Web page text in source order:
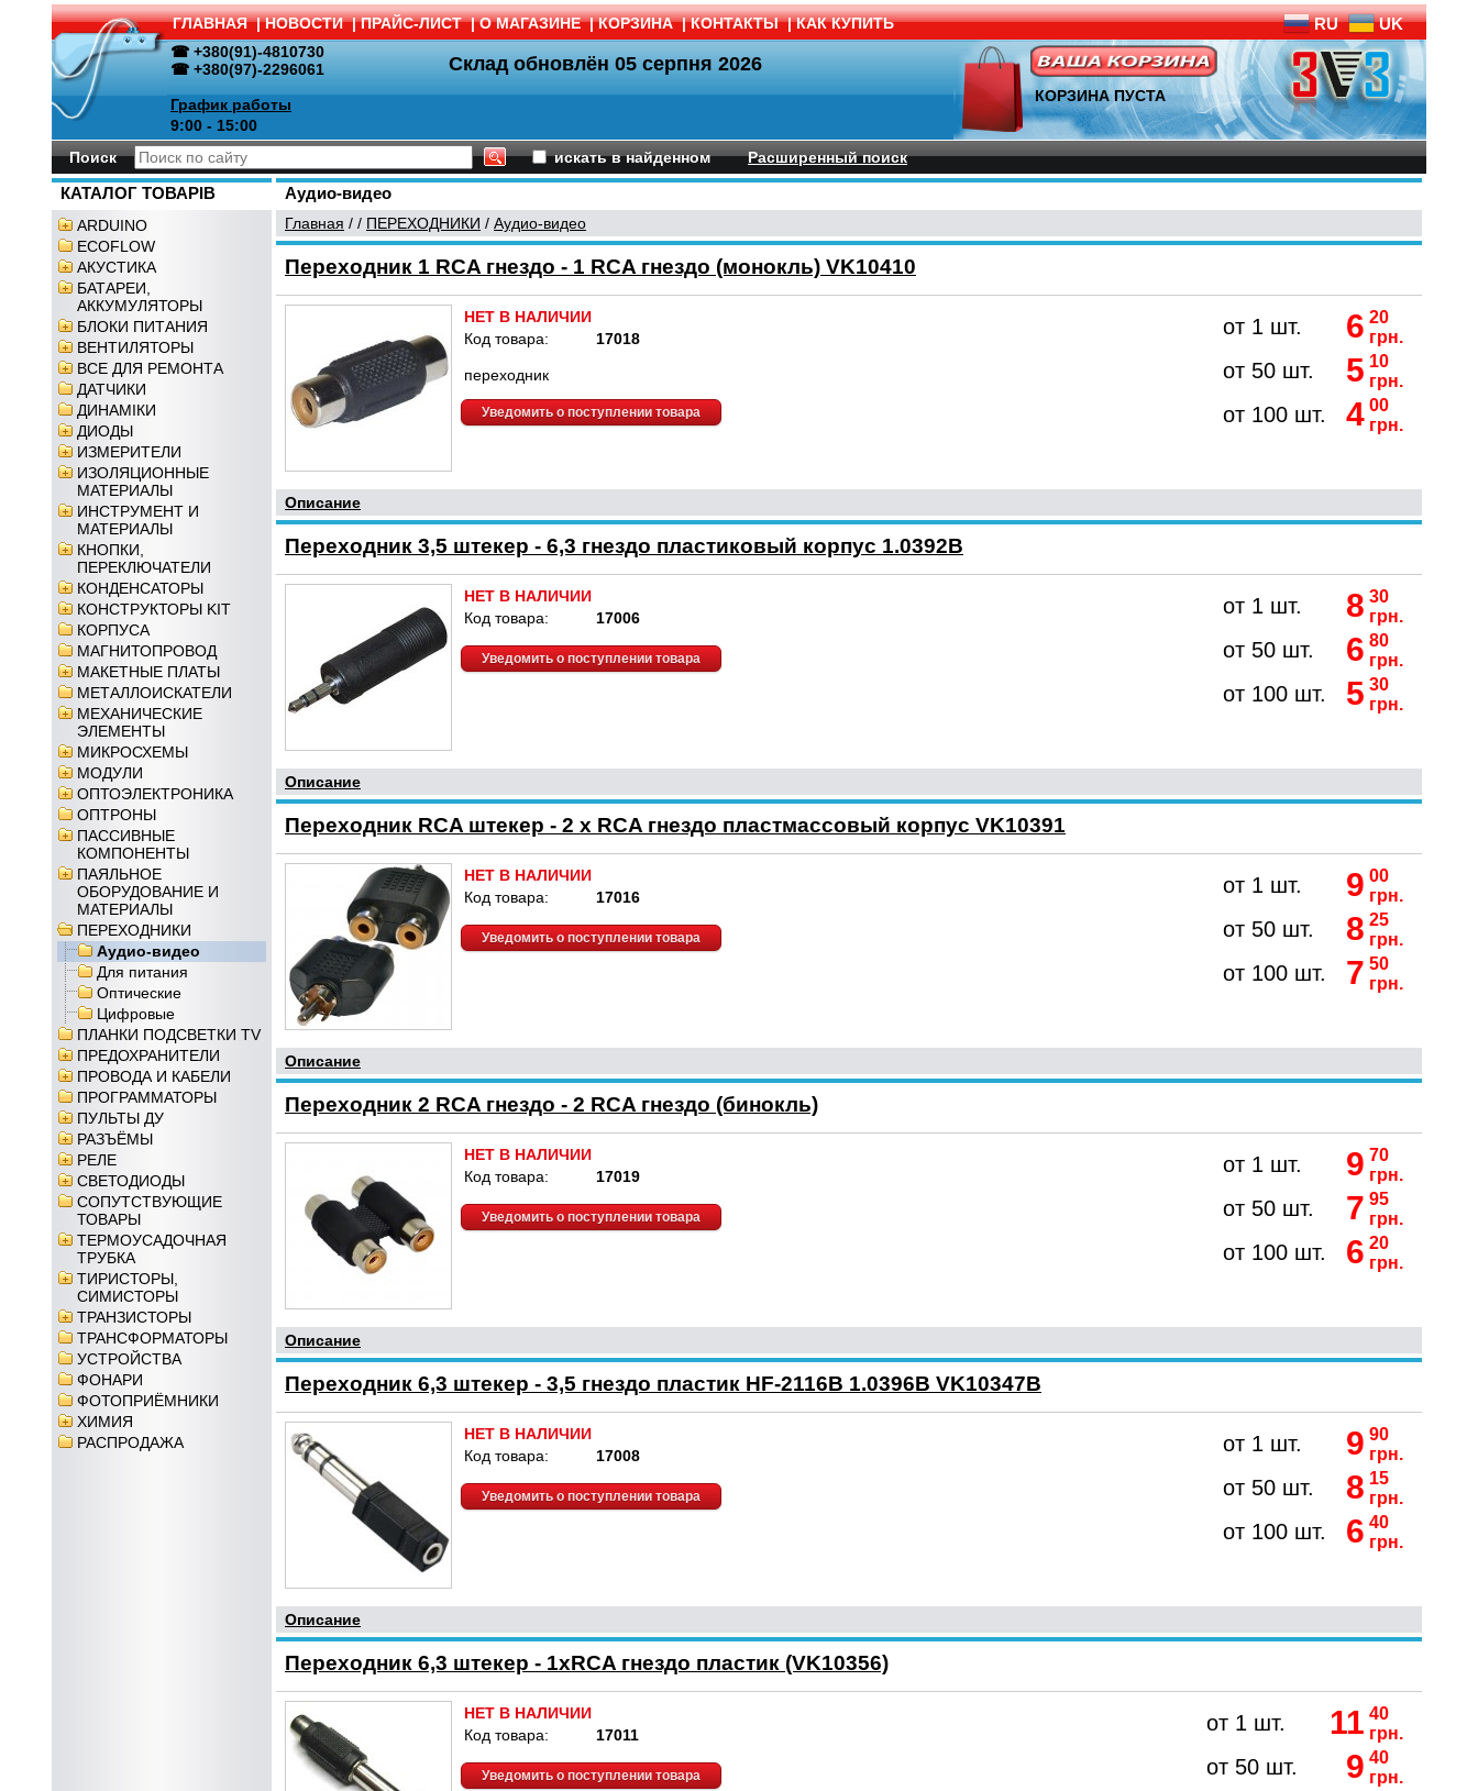
ГЛАВНАЯ | НОВОСТИ | ПРАЙС-ЛИСТ | О МАГАЗИНЕ | КОРЗИНА | КОНТАКТЫ | КАК КУПИТЬ RU UK
☎ +380(91)-4810730
☎ +380(97)-2296061
График работы
9:00 - 15:00
Склад обновлён 05 серпня 2026
КОРЗИНА ПУСТА
Поиск искать в найденном Расширенный поиск
КАТАЛОГ ТОВАРІВ
ARDUINO
ECOFLOW
АКУСТИКА
БАТАРЕИ,
АККУМУЛЯТОРЫ
БЛОКИ ПИТАНИЯ
ВЕНТИЛЯТОРЫ
ВСЕ ДЛЯ РЕМОНТА
ДАТЧИКИ
ДИНАМІКИ
ДИОДЫ
ИЗМЕРИТЕЛИ
ИЗОЛЯЦИОННЫЕ
МАТЕРИАЛЫ
ИНСТРУМЕНТ И
МАТЕРИАЛЫ
КНОПКИ,
ПЕРЕКЛЮЧАТЕЛИ
КОНДЕНСАТОРЫ
КОНСТРУКТОРЫ KIT
КОРПУСА
МАГНИТОПРОВОД
МАКЕТНЫЕ ПЛАТЫ
МЕТАЛЛОИСКАТЕЛИ
МЕХАНИЧЕСКИЕ
ЭЛЕМЕНТЫ
МИКРОСХЕМЫ
МОДУЛИ
ОПТОЭЛЕКТРОНИКА
ОПТРОНЫ
ПАССИВНЫЕ
КОМПОНЕНТЫ
ПАЯЛЬНОЕ
ОБОРУДОВАНИЕ И
МАТЕРИАЛЫ
ПЕРЕХОДНИКИ
Аудио-видео
Для питания
Оптические
Цифровые
ПЛАНКИ ПОДСВЕТКИ TV
ПРЕДОХРАНИТЕЛИ
ПРОВОДА И КАБЕЛИ
ПРОГРАММАТОРЫ
ПУЛЬТЫ ДУ
РАЗЪЁМЫ
РЕЛЕ
СВЕТОДИОДЫ
СОПУТСТВУЮЩИЕ
ТОВАРЫ
ТЕРМОУСАДОЧНАЯ
ТРУБКА
ТИРИСТОРЫ,
СИМИСТОРЫ
ТРАНЗИСТОРЫ
ТРАНСФОРМАТОРЫ
УСТРОЙСТВА
ФОНАРИ
ФОТОПРИЁМНИКИ
ХИМИЯ
РАСПРОДАЖА
Аудио-видео
Главная / / ПЕРЕХОДНИКИ / Аудио-видео
Переходник 1 RCA гнездо - 1 RCA гнездо (монокль) VK10410
НЕТ В НАЛИЧИИ
Код товара:
17018
переходник
Уведомить о поступлении товара
от 1 шт. 6 20
грн.
от 50 шт. 5 10
грн.
от 100 шт. 4 00
грн.
Описание
Переходник 3,5 штекер - 6,3 гнездо пластиковый корпус 1.0392B
НЕТ В НАЛИЧИИ
Код товара:
17006
Уведомить о поступлении товара
от 1 шт. 8 30
грн.
от 50 шт. 6 80
грн.
от 100 шт. 5 30
грн.
Описание
Переходник RCA штекер - 2 x RCA гнездо пластмассовый корпус VK10391
НЕТ В НАЛИЧИИ
Код товара:
17016
Уведомить о поступлении товара
от 1 шт. 9 00
грн.
от 50 шт. 8 25
грн.
от 100 шт. 7 50
грн.
Описание
Переходник 2 RCA гнездо - 2 RCA гнездо (бинокль)
НЕТ В НАЛИЧИИ
Код товара:
17019
Уведомить о поступлении товара
от 1 шт. 9 70
грн.
от 50 шт. 7 95
грн.
от 100 шт. 6 20
грн.
Описание
Переходник 6,3 штекер - 3,5 гнездо пластик HF-2116B 1.0396B VK10347B
НЕТ В НАЛИЧИИ
Код товара:
17008
Уведомить о поступлении товара
от 1 шт. 9 90
грн.
от 50 шт. 8 15
грн.
от 100 шт. 6 40
грн.
Описание
Переходник 6,3 штекер - 1хRCA гнездо пластик (VK10356)
НЕТ В НАЛИЧИИ
Код товара:
17011
Уведомить о поступлении товара
от 1 шт. 11 40
грн.
от 50 шт. 9 40
грн.